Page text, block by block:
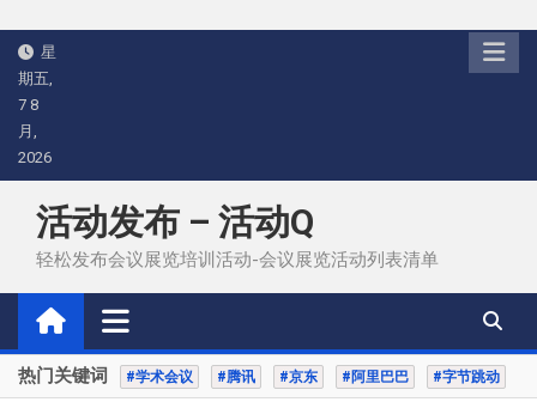
Skip
content
星
期五,
7 8
月,
2026
活动发布 – 活动Q
轻松发布会议展览培训活动-会议展览活动列表清单
热门关键词 #学术会议 #腾讯 #京东 #阿里巴巴 #字节跳动